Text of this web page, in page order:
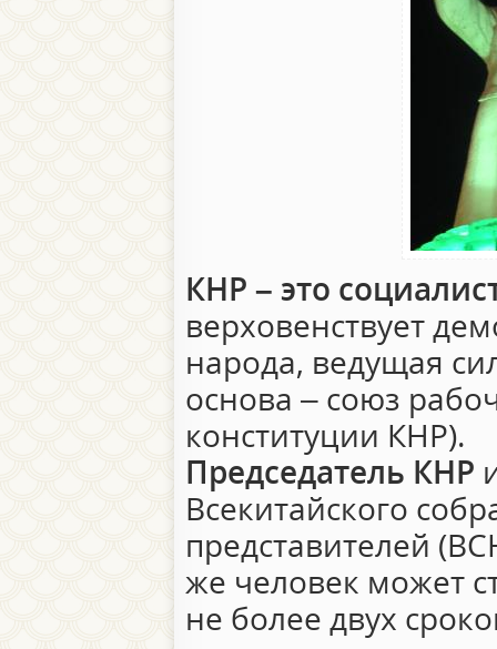
КНР – это
верховенствует
народа, ведущая
основа – союз
конституции КНР).
Председатель КНР
Всекитайского
представителей
же человек может
не более двух